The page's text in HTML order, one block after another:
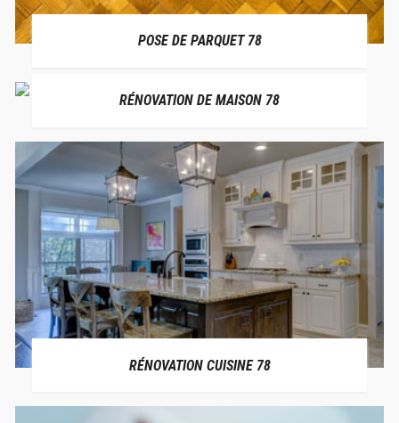
POSE DE PARQUET 78
RÉNOVATION DE MAISON 78
RÉNOVATION CUISINE 78